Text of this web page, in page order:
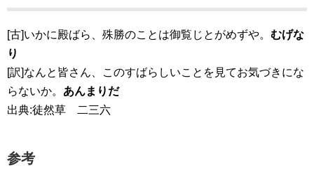
[古]いかに殿ばら、殊勝のことは御覧じとがめずや。 むげな
り
[訳]なんと皆さん、このすばらしいことを見てお気づきにな
らないか。 あんまりだ
出典:徒然草 二三六
参考